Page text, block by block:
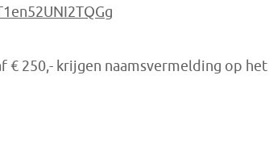
€ 250,- krijgen naamsvermelding op